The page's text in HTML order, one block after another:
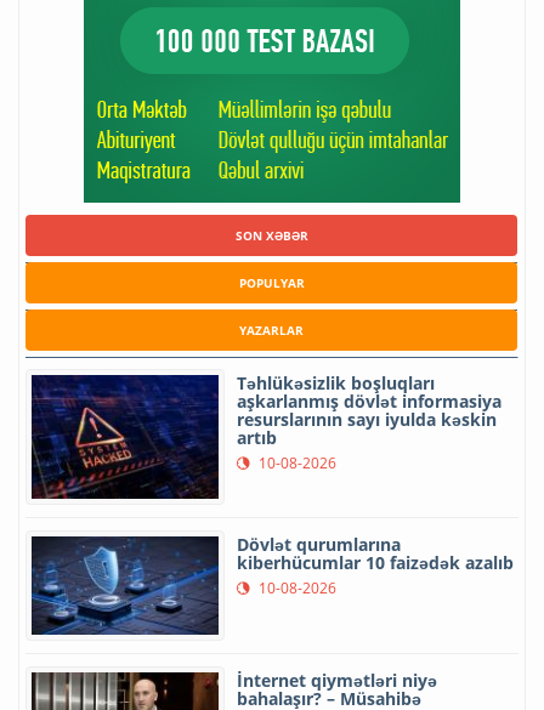
SON XƏBƏR
POPULYAR
YAZARLAR
Təhlükəsizlik boşluqları
aşkarlanmış dövlət informasiya
resurslarının sayı iyulda kəskin
artıb
10-08-2026
Dövlət qurumlarına
kiberhücumlar 10 faizədək azalıb
10-08-2026
İnternet qiymətləri niyə
bahalaşır? – Müsahibə